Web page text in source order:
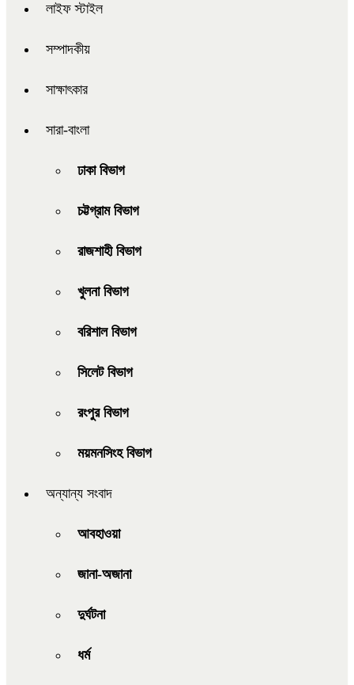
লাইফ স্টাইল
সম্পাদকীয়
সাক্ষাৎকার
সারা-বাংলা
ঢাকা বিভাগ
চট্টগ্রাম বিভাগ
রাজশাহী বিভাগ
খুলনা বিভাগ
বরিশাল বিভাগ
সিলেট বিভাগ
রংপুর বিভাগ
ময়মনসিংহ বিভাগ
অন্যান্য সংবাদ
আবহাওয়া
জানা-অজানা
দুর্ঘটনা
ধর্ম